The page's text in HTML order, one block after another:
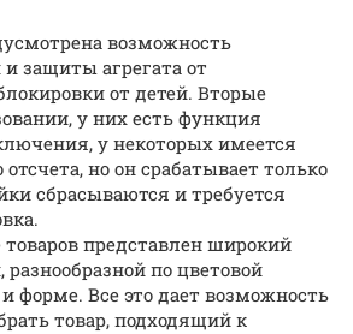
возможность
защиты агрегата от
от детей. Вторые
у них есть функция
у некоторых имеется
но он срабатывает только
сбрасываются и требуется
представлен широкий
по цветовой
форме. Все это дает возможность
товар, подходящий к